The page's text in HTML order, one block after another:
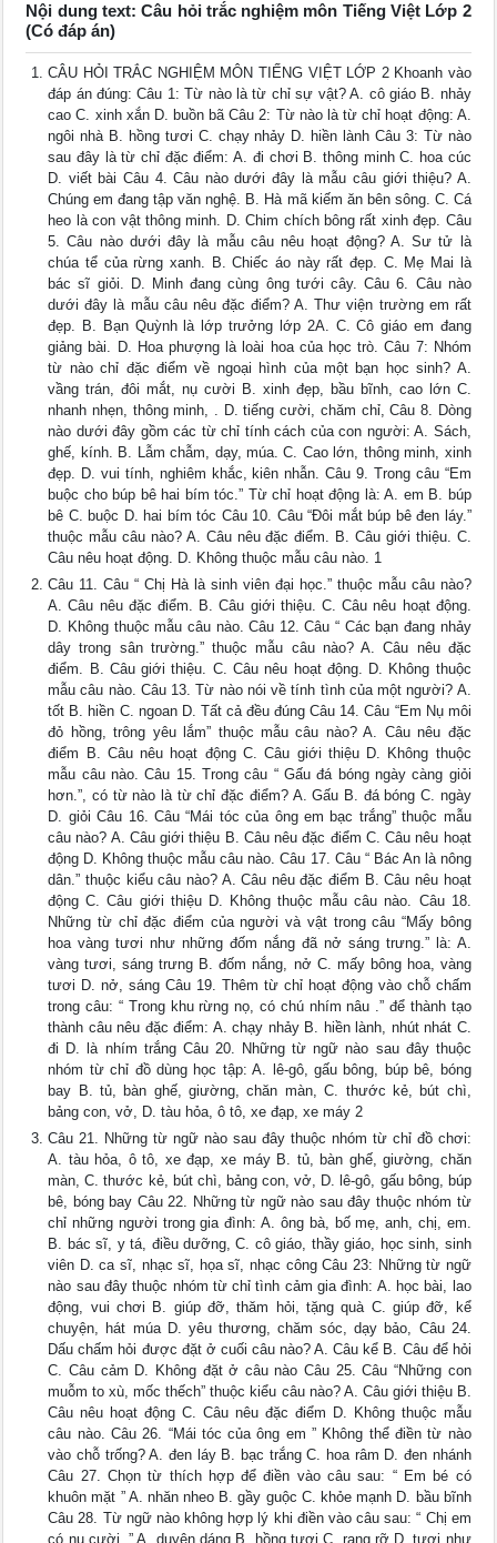
Nội dung text: Câu hỏi trắc nghiệm môn Tiếng Việt Lớp 2
(Có đáp án)
CÂU HỎI TRẮC NGHIỆM MÔN TIẾNG VIỆT LỚP 2 Khoanh vào
đáp án đúng: Câu 1: Từ nào là từ chỉ sự vật? A. cô giáo B. nhảy
cao C. xinh xắn D. buồn bã Câu 2: Từ nào là từ chỉ hoạt động: A.
ngôi nhà B. hồng tươi C. chạy nhảy D. hiền lành Câu 3: Từ nào
sau đây là từ chỉ đặc điểm: A. đi chơi B. thông minh C. hoa cúc
D. viết bài Câu 4. Câu nào dưới đây là mẫu câu giới thiệu? A.
Chúng em đang tập văn nghệ. B. Hà mã kiếm ăn bên sông. C. Cá
heo là con vật thông minh. D. Chim chích bông rất xinh đẹp. Câu
5. Câu nào dưới đây là mẫu câu nêu hoạt động? A. Sư tử là
chúa tể của rừng xanh. B. Chiếc áo này rất đẹp. C. Mẹ Mai là
bác sĩ giỏi. D. Minh đang cùng ông tưới cây. Câu 6. Câu nào
dưới đây là mẫu câu nêu đặc điểm? A. Thư viện trường em rất
đẹp. B. Bạn Quỳnh là lớp trưởng lớp 2A. C. Cô giáo em đang
giảng bài. D. Hoa phượng là loài hoa của học trò. Câu 7: Nhóm
từ nào chỉ đặc điểm về ngoại hình của một bạn học sinh? A.
vầng trán, đôi mắt, nụ cười B. xinh đẹp, bầu bĩnh, cao lớn C.
nhanh nhẹn, thông minh, . D. tiếng cười, chăm chỉ, Câu 8. Dòng
nào dưới đây gồm các từ chỉ tính cách của con người: A. Sách,
ghế, kính. B. Lẫm chẫm, dạy, múa. C. Cao lớn, thông minh, xinh
đẹp. D. vui tính, nghiêm khắc, kiên nhẫn. Câu 9. Trong câu “Em
buộc cho búp bê hai bím tóc.” Từ chỉ hoạt động là: A. em B. búp
bê C. buộc D. hai bím tóc Câu 10. Câu “Đôi mắt búp bê đen láy.”
thuộc mẫu câu nào? A. Câu nêu đặc điểm. B. Câu giới thiệu. C.
Câu nêu hoạt động. D. Không thuộc mẫu câu nào. 1
Câu 11. Câu “ Chị Hà là sinh viên đại học.” thuộc mẫu câu nào?
A. Câu nêu đặc điểm. B. Câu giới thiệu. C. Câu nêu hoạt động.
D. Không thuộc mẫu câu nào. Câu 12. Câu “ Các bạn đang nhảy
dây trong sân trường.” thuộc mẫu câu nào? A. Câu nêu đặc
điểm. B. Câu giới thiệu. C. Câu nêu hoạt động. D. Không thuộc
mẫu câu nào. Câu 13. Từ nào nói về tính tình của một người? A.
tốt B. hiền C. ngoan D. Tất cả đều đúng Câu 14. Câu “Em Nụ môi
đỏ hồng, trông yêu lắm” thuộc mẫu câu nào? A. Câu nêu đặc
điểm B. Câu nêu hoạt động C. Câu giới thiệu D. Không thuộc
mẫu câu nào. Câu 15. Trong câu “ Gấu đá bóng ngày càng giỏi
hơn.”, có từ nào là từ chỉ đặc điểm? A. Gấu B. đá bóng C. ngày
D. giỏi Câu 16. Câu “Mái tóc của ông em bạc trắng” thuộc mẫu
câu nào? A. Câu giới thiệu B. Câu nêu đặc điểm C. Câu nêu hoạt
động D. Không thuộc mẫu câu nào. Câu 17. Câu “ Bác An là nông
dân.” thuộc kiểu câu nào? A. Câu nêu đặc điểm B. Câu nêu hoạt
động C. Câu giới thiệu D. Không thuộc mẫu câu nào. Câu 18.
Những từ chỉ đặc điểm của người và vật trong câu “Mấy bông
hoa vàng tươi như những đốm nắng đã nở sáng trưng.” là: A.
vàng tươi, sáng trưng B. đốm nắng, nở C. mấy bông hoa, vàng
tươi D. nở, sáng Câu 19. Thêm từ chỉ hoạt động vào chỗ chấm
trong câu: “ Trong khu rừng nọ, có chú nhím nâu .” để thành tạo
thành câu nêu đặc điểm: A. chạy nhảy B. hiền lành, nhút nhát C.
đi D. là nhím trắng Câu 20. Những từ ngữ nào sau đây thuộc
nhóm từ chỉ đồ dùng học tập: A. lê-gô, gấu bông, búp bê, bóng
bay B. tủ, bàn ghế, giường, chăn màn, C. thước kẻ, bút chì,
bảng con, vở, D. tàu hỏa, ô tô, xe đạp, xe máy 2
Câu 21. Những từ ngữ nào sau đây thuộc nhóm từ chỉ đồ chơi:
A. tàu hỏa, ô tô, xe đạp, xe máy B. tủ, bàn ghế, giường, chăn
màn, C. thước kẻ, bút chì, bảng con, vở, D. lê-gô, gấu bông, búp
bê, bóng bay Câu 22. Những từ ngữ nào sau đây thuộc nhóm từ
chỉ những người trong gia đình: A. ông bà, bố mẹ, anh, chị, em.
B. bác sĩ, y tá, điều dưỡng, C. cô giáo, thầy giáo, học sinh, sinh
viên D. ca sĩ, nhạc sĩ, họa sĩ, nhạc công Câu 23: Những từ ngữ
nào sau đây thuộc nhóm từ chỉ tình cảm gia đình: A. học bài, lao
động, vui chơi B. giúp đỡ, thăm hỏi, tặng quà C. giúp đỡ, kể
chuyện, hát múa D. yêu thương, chăm sóc, dạy bảo, Câu 24.
Dấu chấm hỏi được đặt ở cuối câu nào? A. Câu kể B. Câu để hỏi
C. Câu cảm D. Không đặt ở câu nào Câu 25. Câu “Những con
muỗm to xù, mốc thếch” thuộc kiểu câu nào? A. Câu giới thiệu B.
Câu nêu hoạt động C. Câu nêu đặc điểm D. Không thuộc mẫu
câu nào. Câu 26. “Mái tóc của ông em ” Không thể điền từ nào
vào chỗ trống? A. đen láy B. bạc trắng C. hoa râm D. đen nhánh
Câu 27. Chọn từ thích hợp để điền vào câu sau: “ Em bé có
khuôn mặt ” A. nhăn nheo B. gầy guộc C. khỏe mạnh D. bầu bĩnh
Câu 28. Từ ngữ nào không hợp lý khi điền vào câu sau: “ Chị em
có nụ cười .” A. duyên dáng B. hồng tươi C. rạng rỡ D. tươi như